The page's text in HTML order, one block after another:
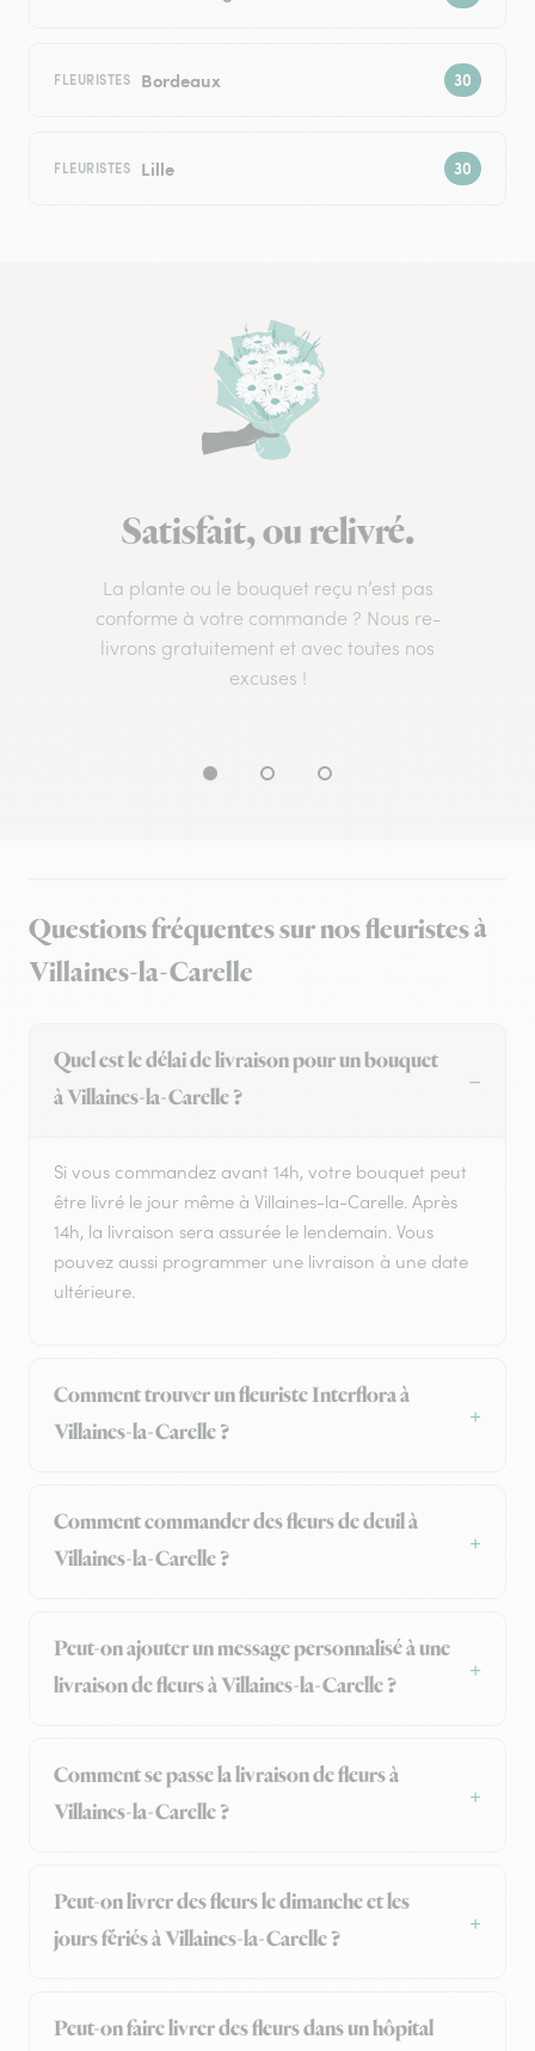
FLEURISTES Bordeaux
FLEURISTES Lille
Satisfait, ou relivré.
La plante ou le bouquet reçu n’est pas
conforme à votre commande ? Nous re-
livrons gratuitement et avec toutes nos
excuses !
Questions fréquentes sur nos fleuristes à
Villaines-la-Carelle
Quel est le délai de livraison pour un bouquet
à Villaines-la-Carelle ?
Si vous commandez avant 14h, votre bouquet peut
être livré le jour même à Villaines-la-Carelle. Après
14h, la livraison sera assurée le lendemain. Vous
pouvez aussi programmer une livraison à une date
ultérieure.
Comment trouver un fleuriste Interflora à
Villaines-la-Carelle ?
Comment commander des fleurs de deuil à
Villaines-la-Carelle ?
Peut-on ajouter un message personnalisé à une
livraison de fleurs à Villaines-la-Carelle ?
Comment se passe la livraison de fleurs à
Villaines-la-Carelle ?
Peut-on livrer des fleurs le dimanche et les
jours fériés à Villaines-la-Carelle ?
Peut-on faire livrer des fleurs dans un hôpital